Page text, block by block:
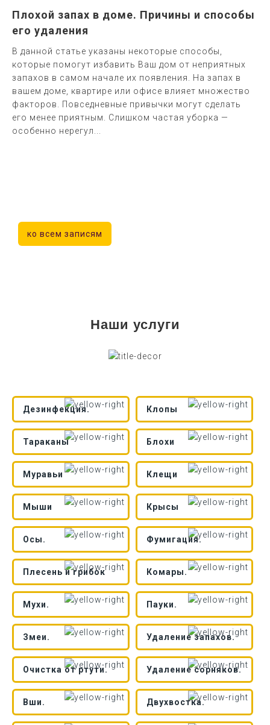
Плохой запах в доме. Причины и способы
его удаления
В данной статье указаны некоторые способы,
которые помогут избавить Ваш дом от неприятных
запахов в самом начале их появления. На запах в
вашем доме, квартире или офисе влияет множество
факторов. Повседневные привычки могут сделать
его менее приятным. Слишком частая уборка —
особенно нерегул...
ко всем записям
Наши услуги
Дезинфекция. Клопы
Тараканы Блохи
Муравьи Клещи
Мыши Крысы
Осы. Фумигация.
Плесень и грибок Комары.
Мухи. Пауки.
Змеи. Удаление запахов.
Очистка от ртути. Удаление сорняков.
Вши. Двухвостка.